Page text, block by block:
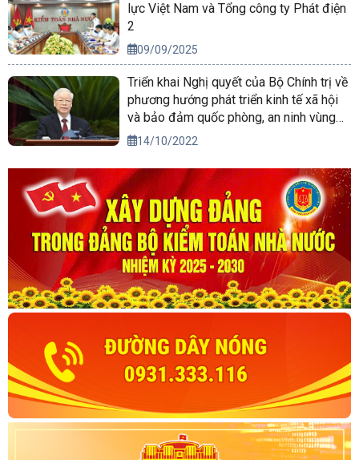
lực Việt Nam và Tổng công ty Phát điện
2
09/09/2025
Triển khai Nghị quyết của Bộ Chính trị về
phương hướng phát triển kinh tế xã hội
và bảo đảm quốc phòng, an ninh vùng
Tây Nguyên đến năm 2030, tầm nhìn
14/10/2022